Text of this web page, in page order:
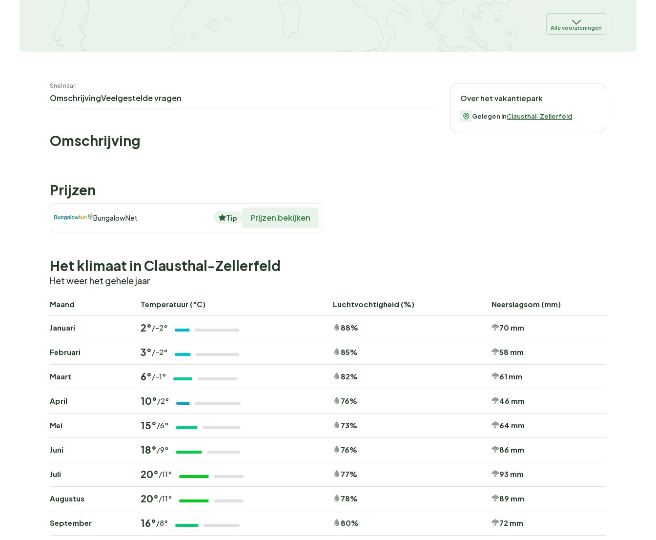
Alle voorzieningen
Snel naar:
OmschrijvingVeelgestelde vragen
Omschrijving
Over het vakantiepark
Gelegen inClausthal-Zellerfeld
Prijzen
BungalowNet Tip Prijzen bekijken
Het klimaat in Clausthal-Zellerfeld
Het weer het gehele jaar
Maand Temperatuur (°C) Luchtvochtigheid (%) Neerslagsom (mm)
Januari 2°/-2° 88% 70 mm
Februari 3°/-2° 85% 58 mm
Maart 6°/-1° 82% 61 mm
April 10°/2° 76% 46 mm
Mei 15°/6° 73% 64 mm
Juni 18°/9° 76% 86 mm
Juli 20°/11° 77% 93 mm
Augustus 20°/11° 78% 89 mm
September 16°/8° 80% 72 mm